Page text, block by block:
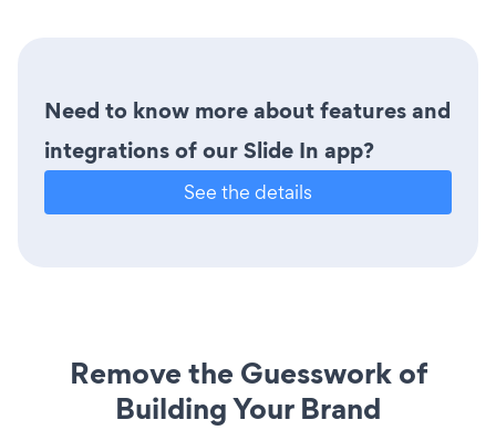
Need to know more about features and
integrations of our Slide In app?
See the details
Remove the Guesswork of
Building Your Brand